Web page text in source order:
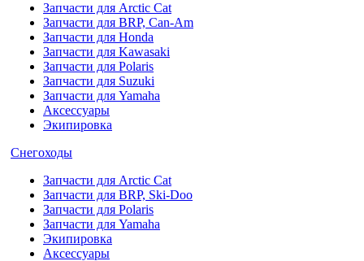
Запчасти для Arctic Cat
Запчасти для BRP, Can-Am
Запчасти для Honda
Запчасти для Kawasaki
Запчасти для Polaris
Запчасти для Suzuki
Запчасти для Yamaha
Аксессуары
Экипировка
Снегоходы
Запчасти для Arctic Cat
Запчасти для BRP, Ski-Doo
Запчасти для Polaris
Запчасти для Yamaha
Экипировка
Аксессуары